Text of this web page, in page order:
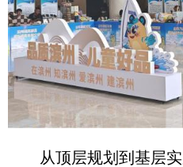
从顶层规划到基层实